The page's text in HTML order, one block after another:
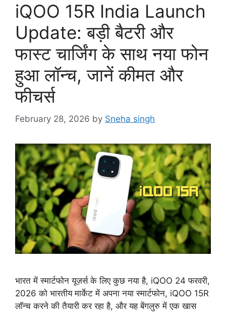
iQOO 15R India Launch
Update: बड़ी बैटरी और
फास्ट चार्जिंग के साथ नया फोन
हुआ लॉन्च, जानें कीमत और
फीचर्स
February 28, 2026 by Sneha singh
भारत में स्मार्टफोन यूज़र्स के लिए कुछ नया है, iQOO 24 फरवरी,
2026 को भारतीय मार्केट में अपना नया स्मार्टफोन, iQOO 15R
लॉन्च करने की तैयारी कर रहा है, और यह बेंगलुरु में एक खास